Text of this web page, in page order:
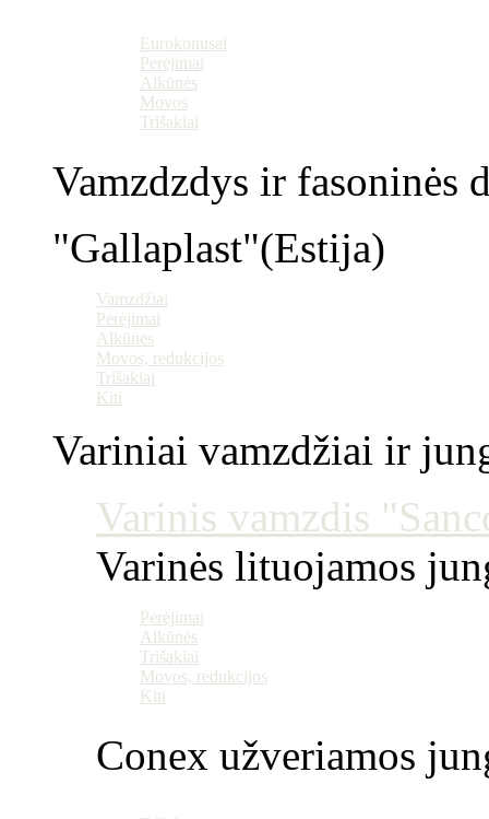
Eurokonusai
Perėjimai
Alkūnės
Movos
Trišakiai
Vamzdzdys ir fasoninės
"Gallaplast"(Estija)
Vamzdžiai
Perėjimai
Alkūnės
Movos, redukcijos
Trišakiai
Kiti
Variniai vamzdžiai ir
Varinis vamzdis
Varinės lituojamos
Perėjimai
Alkūnės
Trišakiai
Movos, redukcijos
Kiti
Conex užveriamos